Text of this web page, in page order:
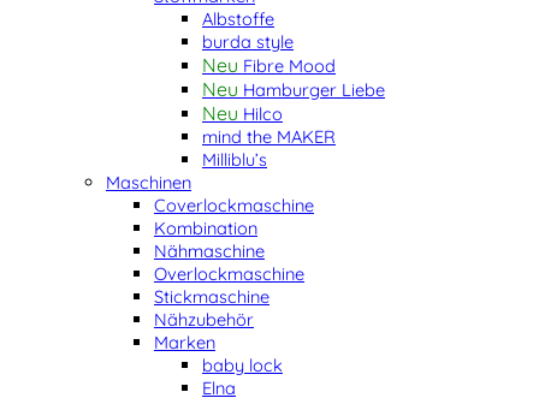
Albstoffe
burda style
Fibre Mood
Hamburger Liebe
Hilco
mind the MAKER
Milliblu’s
Maschinen
Coverlockmaschine
Kombination
Nähmaschine
Overlockmaschine
Stickmaschine
Nähzubehör
Marken
baby lock
Elna